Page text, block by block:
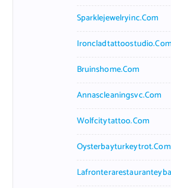
Sparklejewelryinc.com
Ironcladtattoostudio.com
Bruinshome.com
Annascleaningsvc.com
Wolfcitytattoo.com
Oysterbayturkeytrot.com